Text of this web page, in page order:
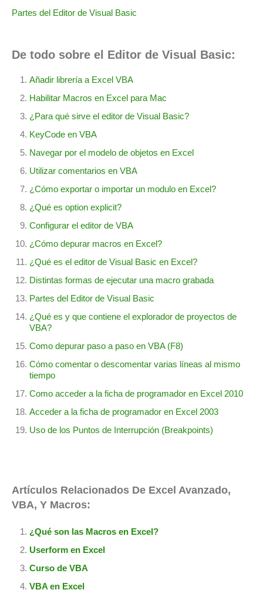
Partes del Editor de Visual Basic
De todo sobre el Editor de Visual Basic:
Añadir librería a Excel VBA
Habilitar Macros en Excel para Mac
¿Para qué sirve el editor de Visual Basic?
KeyCode en VBA
Navegar por el modelo de objetos en Excel
Utilizar comentarios en VBA
¿Cómo exportar o importar un modulo en Excel?
¿Qué es option explicit?
Configurar el editor de VBA
¿Cómo depurar macros en Excel?
¿Qué es el editor de Visual Basic en Excel?
Distintas formas de ejecutar una macro grabada
Partes del Editor de Visual Basic
¿Qué es y que contiene el explorador de proyectos de
VBA?
Como depurar paso a paso en VBA (F8)
Cómo comentar o descomentar varias líneas al mismo
tiempo
Como acceder a la ficha de programador en Excel 2010
Acceder a la ficha de programador en Excel 2003
Uso de los Puntos de Interrupción (Breakpoints)
Artículos Relacionados De Excel Avanzado,
VBA, Y Macros:
¿Qué son las Macros en Excel?
Userform en Excel
Curso de VBA
VBA en Excel